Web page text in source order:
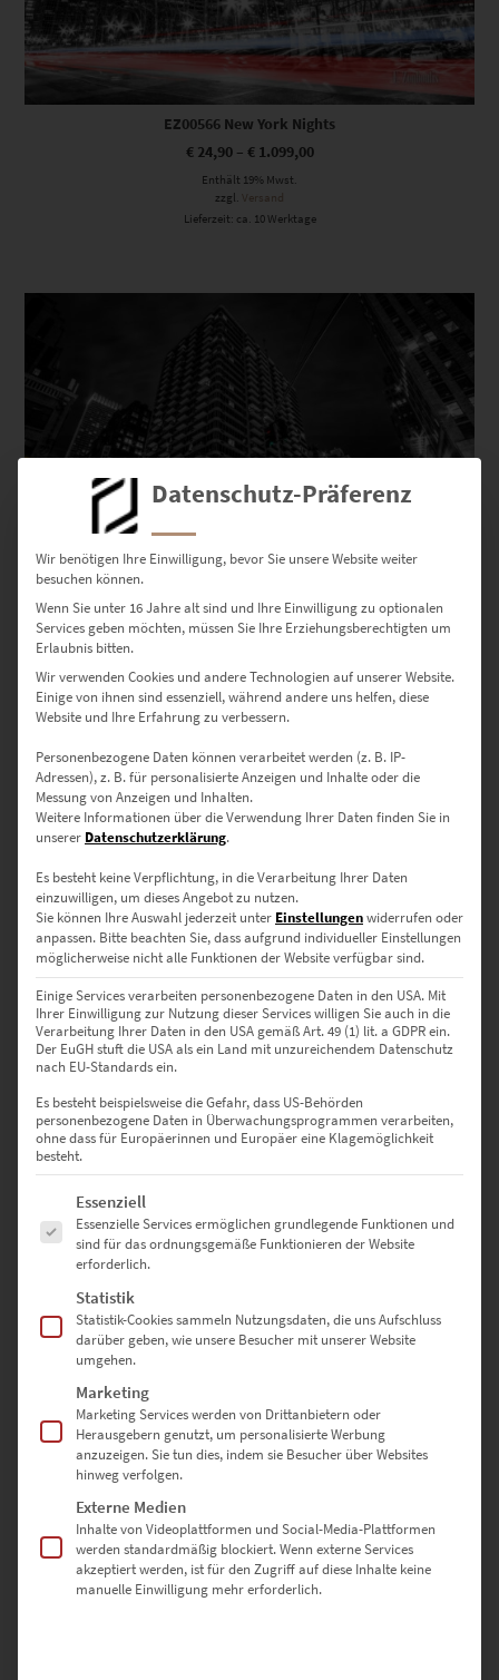
EZ00566 New York Nights
€24,90– €1.099,00
Enthält 19% Mwst.
zzgl. Versand
Lieferzeit: ca. 10 Werktage
Dieses Produkt weist mehrere Varianten auf. Die Optionen können auf der Produktseite gewählt werden
EZ00562 NYC Traffic
€24,90–€1.099,00
zzgl.Versand
Lieferzeit: ca. 10 Werktage
Dieses Produkt weist mehrere Varianten auf. Die Optionen können auf der Produktseite gewählt werden
EZ00192 NY Police Trail
€24,90–€1.099,00
zzgl.Versand
EZ00146 Trails and the City
Datenschutz-Präferenz
Wir benötigen Ihre Einwilligung, bevor Sie unsere Website weiter
besuchen können.
Wenn Sie unter 16 Jahre alt sind und Ihre Einwilligung zu optionalen
Services geben möchten, müssen Sie Ihre Erziehungsberechtigten um
Erlaubnis bitten.
Wir verwenden Cookies und andere Technologien auf unserer Website.
Einige von ihnen sind essenziell, während andere uns helfen, diese
Website und Ihre Erfahrung zu verbessern.
Personenbezogene Daten können verarbeitet werden (z. B. IP-
Adressen), z. B. für personalisierte Anzeigen und Inhalte oder die
Messung von Anzeigen und Inhalten.
Weitere Informationen über die Verwendung Ihrer Daten finden Sie in
unserer Datenschutzerklärung.
Es besteht keine Verpflichtung, in die Verarbeitung Ihrer Daten
einzuwilligen, um dieses Angebot zu nutzen.
Sie können Ihre Auswahl jederzeit unter Einstellungenwiderrufen oder
anpassen. Bitte beachten Sie, dass aufgrund individueller Einstellungen
möglicherweise nicht alle Funktionen der Website verfügbar sind.
Einige Services verarbeiten personenbezogene Daten in den USA. Mit
Ihrer Einwilligung zur Nutzung dieser Services willigen Sie auch in die
Verarbeitung Ihrer Daten in den USA gemäß Art. 49 (1) lit. a GDPR ein.
Der EuGH stuft die USA als ein Land mit unzureichendem Datenschutz
nach EU-Standards ein.
Es besteht beispielsweise die Gefahr, dass US-Behörden
personenbezogene Daten in Überwachungsprogrammen verarbeiten,
ohne dass für Europäerinnen und Europäer eine Klagemöglichkeit
besteht.
Es folgt eine Liste der Service-Gruppen, für die eine Einwilligung
Essenziell
Essenzielle Services ermöglichen grundlegende Funktionen und
sind für das ordnungsgemäße Funktionieren der Website
erforderlich.
Statistik
Statistik-Cookies sammeln Nutzungsdaten, die uns Aufschluss
darüber geben, wie unsere Besucher mit unserer Website
umgehen.
Marketing
Marketing Services werden von Drittanbietern oder
Herausgebern genutzt, um personalisierte Werbung
anzuzeigen. Sie tun dies, indem sie Besucher über Websites
hinweg verfolgen.
Externe Medien
Inhalte von Videoplattformen und Social-Media-Plattformen
werden standardmäßig blockiert. Wenn externe Services
akzeptiert werden, ist für den Zugriff auf diese Inhalte keine
manuelle Einwilligung mehr erforderlich.